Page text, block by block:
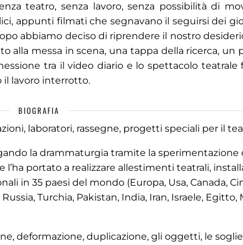
teatro, senza lavoro, senza possibilità di
appunti filmati che segnavano il seguirsi dei
abbiamo deciso di riprendere il nostro
alla messa in scena, una tappa della ricerca, un
tra il video diario e lo spettacolo teatrale
il lavoro interrotto.
BIOGRAFIA
laboratori, rassegne, progetti speciali per il
la drammaturgia tramite la sperimentazione
portato a realizzare allestimenti teatrali,
in 35 paesi del mondo (Europa, Usa, Canada,
Turchia, Pakistan, India, Iran, Israele, Egitto,
deformazione, duplicazione, gli oggetti, le